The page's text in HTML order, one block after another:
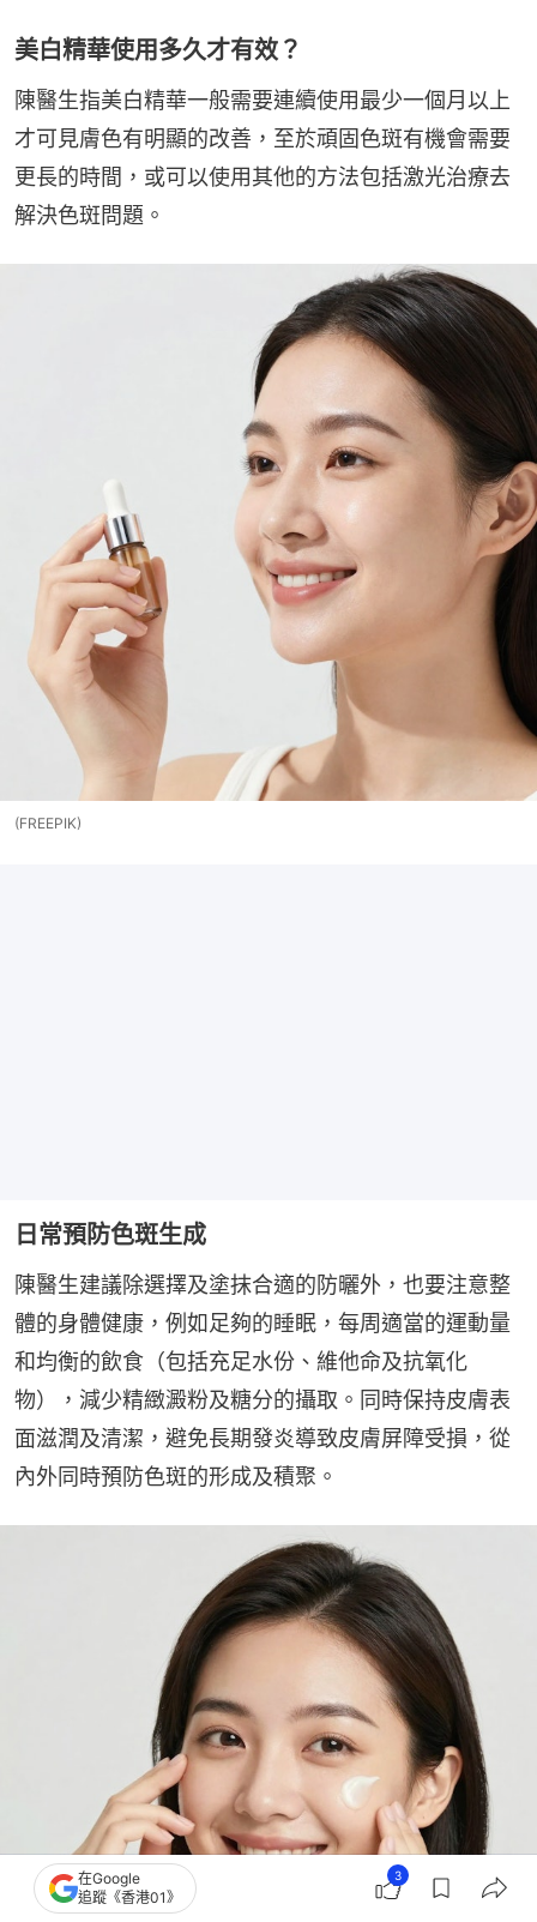
美白精華使用多久才有效？
陳醫生指美白精華一般需要連續使用最少一個月以上
才可見膚色有明顯的改善，至於頑固色斑有機會需要
更長的時間，或可以使用其他的方法包括激光治療去
解決色斑問題。
(FREEPIK)
日常預防色斑生成
陳醫生建議除選擇及塗抹合適的防曬外，也要注意整
體的身體健康，例如足夠的睡眠，每周適當的運動量
和均衡的飲食（包括充足水份、維他命及抗氧化
物），減少精緻澱粉及糖分的攝取。同時保持皮膚表
面滋潤及清潔，避免長期發炎導致皮膚屏障受損，從
內外同時預防色斑的形成及積聚。
在Google
追蹤《香港01》
3